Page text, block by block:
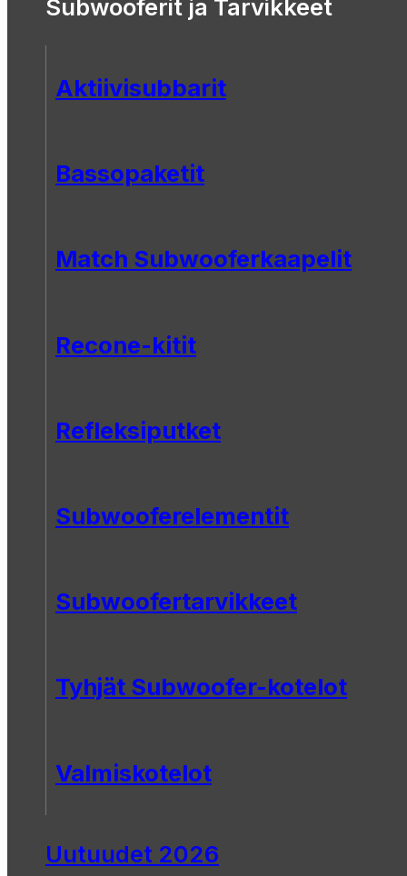
Subwooferit ja Tarvikkeet
Aktiivisubbarit
Bassopaketit
Match Subwooferkaapelit
Recone-kitit
Refleksiputket
Subwooferelementit
Subwoofertarvikkeet
Tyhjät Subwoofer-kotelot
Valmiskotelot
Uutuudet 2026